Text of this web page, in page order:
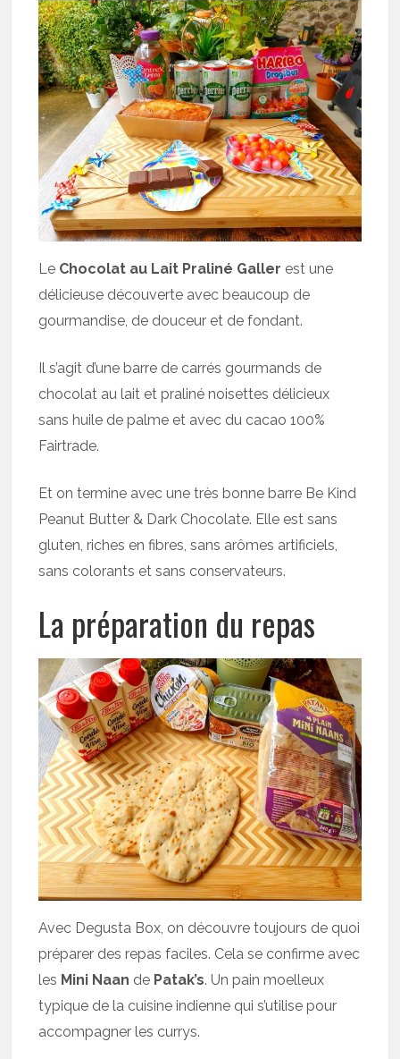
Le Chocolat au Lait Praliné Galler est une
délicieuse découverte avec beaucoup de
gourmandise, de douceur et de fondant.
Il s’agit d’une barre de carrés gourmands de
chocolat au lait et praliné noisettes délicieux
sans huile de palme et avec du cacao 100%
Fairtrade.
Et on termine avec une très bonne barre Be Kind
Peanut Butter & Dark Chocolate. Elle est sans
gluten, riches en fibres, sans arômes artificiels,
sans colorants et sans conservateurs.
La préparation du repas
Avec Degusta Box, on découvre toujours de quoi
préparer des repas faciles. Cela se confirme avec
les Mini Naan de Patak’s. Un pain moelleux
typique de la cuisine indienne qui s’utilise pour
accompagner les currys.